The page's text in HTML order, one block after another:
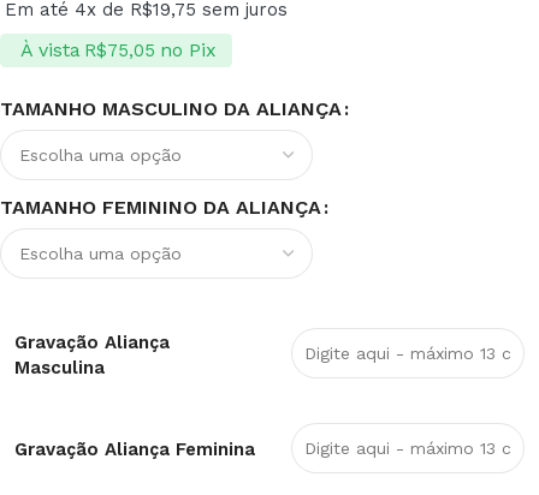
Em até 4x de R$19,75 sem juros
À vista R$75,05 no Pix
TAMANHO MASCULINO DA ALIANÇA
TAMANHO FEMININO DA ALIANÇA
Gravação Aliança
Masculina
Gravação Aliança Feminina